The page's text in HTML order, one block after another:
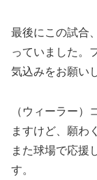
最後にこの試合
っていました。
気込みをお願い
（ウィーラー
ますけど、願わ
また球場で応援
す。